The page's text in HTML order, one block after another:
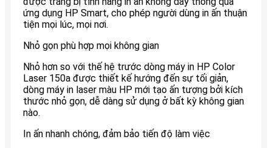
ứng dụng HP Smart, cho phép người dùng in ấn thuận
tiện mọi lúc, mọi nơi.
Nhỏ gọn phù hợp mọi không gian
Nhỏ hơn so với thế hệ trước dòng máy in HP Color
Laser 150a được thiết kế hướng đến sự tối giản,
dòng máy in laser màu HP mới tạo ấn tượng bởi kích
thước nhỏ gọn, dễ dàng sử dụng ở bất kỳ không gian
nào.
In ấn nhanh chóng, đảm bảo tiến độ làm việc